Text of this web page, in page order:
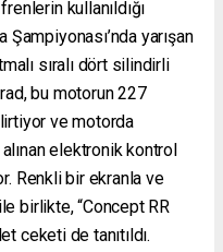
kullanıldığı
yarışan
sıralı dört silindirli
bu motorun 227
ve motorda
elektronik kontrol
Renkli bir ekranla ve
birlikte, “Concept RR
ceketi de tanıtıldı.